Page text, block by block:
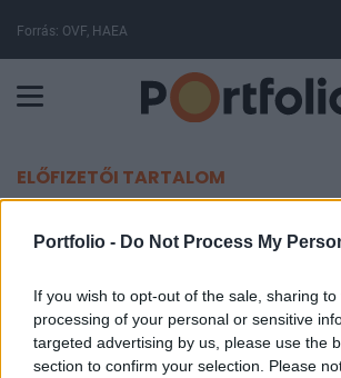
Portfolio - Do Not Process My
If you wish to opt-out of the sale, sharing
processing of your personal or sensitive
targeted advertising by us, please use the
section to confirm your selection. Please
Forrás: OVF, HAEA
ELŐFIZETŐI TARTALOM
Pont az egyik
Portfolio
2020. január 09. 19:21